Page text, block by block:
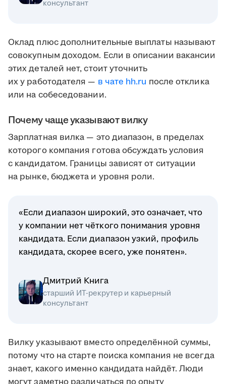
консультант
Оклад плюс дополнительные выплаты называют
совокупным доходом. Если в описании вакансии
этих деталей нет, стоит уточнить
их у работодателя — в чате hh.ru после отклика
или на собеседовании.
Почему чаще указывают вилку
Зарплатная вилка — это диапазон, в пределах
которого компания готова обсуждать условия
с кандидатом. Границы зависят от ситуации
на рынке, бюджета и уровня роли.
«Если диапазон широкий, это означает, что
у компании нет чёткого понимания уровня
кандидата. Если диапазон узкий, профиль
кандидата, скорее всего, уже понятен».
Дмитрий Книга
старший ИТ-рекрутер и карьерный
консультант
Вилку указывают вместо определённой суммы,
потому что на старте поиска компания не всегда
знает, какого именно кандидата найдёт. Люди